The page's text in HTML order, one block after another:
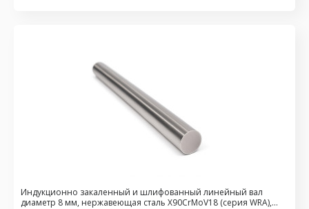
Индукционно закаленный и шлифованный линейный вал
диаметр 8 мм, нержавеющая сталь X90CrMoV18 (серия WRA),